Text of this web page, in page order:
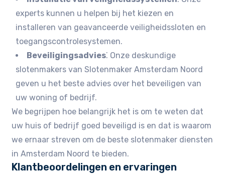
experts kunnen u helpen bij het kiezen en
installeren van geavanceerde veiligheidssloten en
toegangscontrolesystemen.​
Beveiligingsadvies⁚ Onze deskundige
slotenmakers van Slotenmaker Amsterdam Noord
geven u het beste advies over het beveiligen van
uw woning of bedrijf.​
We begrijpen hoe belangrijk het is om te weten dat
uw huis of bedrijf goed beveiligd is en dat is waarom
we ernaar streven om de beste slotenmaker diensten
in Amsterdam Noord te bieden.
Klantbeoordelingen en ervaringen